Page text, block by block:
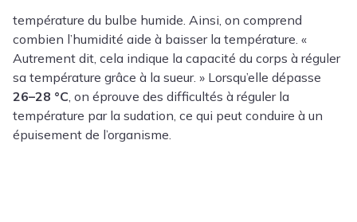
température du bulbe humide. Ainsi, on comprend
combien l’humidité aide à baisser la température. «
Autrement dit, cela indique la capacité du corps à réguler
sa température grâce à la sueur. » Lorsqu’elle dépasse
26–28 °C, on éprouve des difficultés à réguler la
température par la sudation, ce qui peut conduire à un
épuisement de l’organisme.